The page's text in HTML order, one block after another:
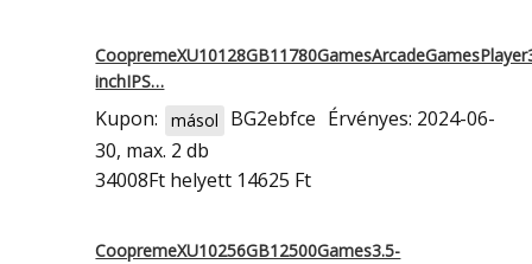
inchIPS…
Kupon: másol BG2ebfce Érvényes: 2024-06-
30, max. 2 db
34008Ft helyett 14625 Ft
CoopremeXU10256GB12500Games3.5-